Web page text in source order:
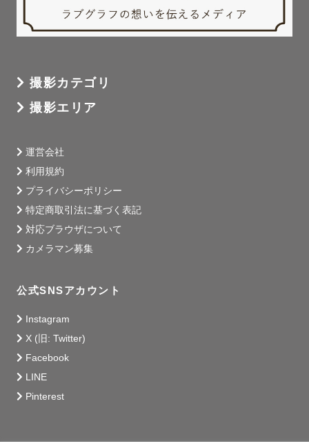
撮影カテゴリ
撮影エリア
運営会社
利用規約
プライバシーポリシー
特定商取引法に基づく表記
対応ブラウザについて
カメラマン募集
公式SNSアカウント
Instagram
X (旧: Twitter)
Facebook
LINE
Pinterest